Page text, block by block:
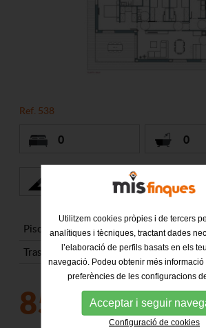
Ref. 538
0 0
Piscina: No
Terrassa: No
Traster: No
Ascensor:
85.000€
Utilitzem cookies pròpies i de tercers
analítiques i tècniques, tractant dades
l’elaboració de perfils basats en els
navegació. Podeu obtenir més
preferències de les configuracions
Acceptar i seguir
Configuració de cookies